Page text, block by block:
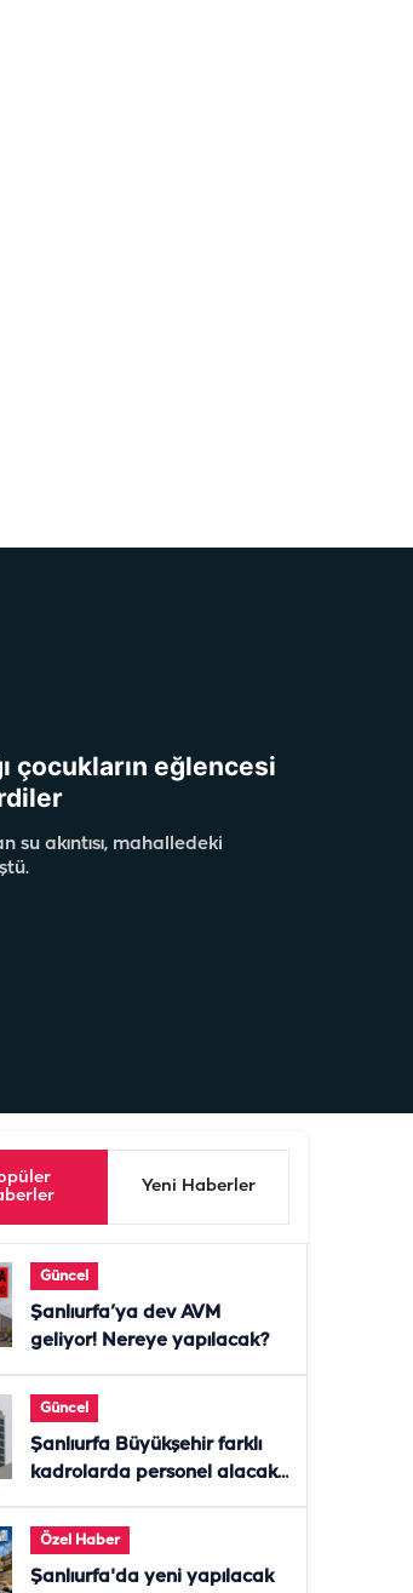
çocukların eğlencesi
su akıntısı, mahalledeki
Yeni Haberler
Güncel
Şanlıurfa’ya dev AVM
geliyor! Nereye yapılacak?
Güncel
Şanlıurfa Büyükşehir farklı
kadrolarda personel alacak!
Özel Haber
Şanlıurfa'da yeni yapılacak